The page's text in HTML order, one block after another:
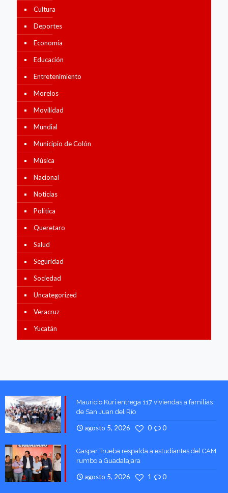
Cultura
Deportes
Economía
Educación
Entretenimiento
Morelos
Movilidad
Mundial
Municipio de Colón
Música
Nacional
Noticias
Politica
Queretaro
Salud
Seguridad
Sociedad
Uncategorized
Veracruz
Yucatán
Mauricio Kuri entrega 117 viviendas a familias
de San Juan del Río
agosto 5, 2026 0
0
Gaspar Trueba respalda a estudiantes del CAM
rumbo a Guadalajara
agosto 5, 2026 0
1